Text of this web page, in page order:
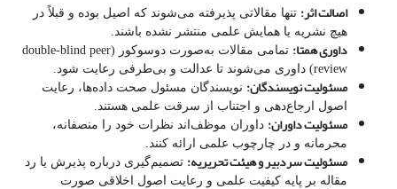
اصالت اثر: تنها مقالاتی پذیرفته می‌شوند که اصیل بوده و قبلاً در
هیچ نشریه یا همایش علمی منتشر نشده باشند.
داوری همتا:
تمامی مقالات به‌صورت دوسوکور (double-blind peer
review) داوری می‌شوند تا عدالت و بی‌طرفی رعایت شود.
مسئولیت نویسندگان: نویسندگان مسئول صحت داده‌ها، رعایت
اصول ارجاع‌دهی و اجتناب از سرقت علمی هستند.
مسئولیت داوران: داوران موظف‌اند نظرات خود را منصفانه،
محرمانه و در چارچوب علمی ارائه کنند.
مسئولیت سردبیر و هیئت تحریریه: تصمیم‌گیری درباره پذیرش یا رد
مقاله بر پایه کیفیت علمی و رعایت اصول اخلاقی صورت